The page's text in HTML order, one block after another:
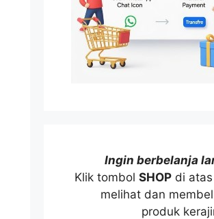
Ingin berbelanja
Klik tombol SHOP di
melihat dan
produk